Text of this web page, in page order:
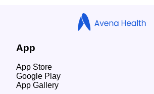
App
App Store
Google Play
App Gallery